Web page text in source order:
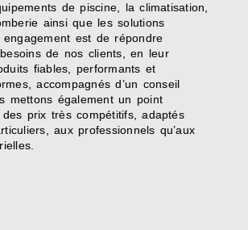
de piscine, la climatisation,
ainsi que les solutions
engagement est de répondre
de nos clients, en leur
fiables, performants et
accompagnés d’un conseil
mettons également un point
prix très compétitifs, adaptés
aux professionnels qu’aux